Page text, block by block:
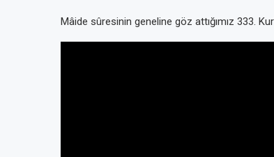
Mâide sûresinin geneline göz attığımız 333.